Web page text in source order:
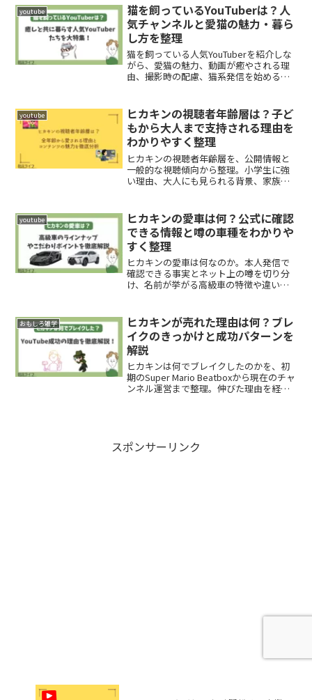
youtube
猫を飼っているYouTuberは？人
気チャンネルと愛猫の魅力・暮ら
し方を整理
猫を飼っている人気YouTuberを紹介しな
がら、愛猫の魅力、動画が癒やされる理
由、撮影時の配慮、猫系発信を始めるコ
youtube
ヒカキンの視聴者年齢層は？子ど
もから大人まで支持される理由を
わかりやすく整理
ヒカキンの視聴者年齢層を、公開情報と
一般的な視聴傾向から整理。小学生に強
い理由、大人にも見られる背景、家族で
めました。
youtube
ヒカキンの愛車は何？公式に確認
できる情報と噂の車種をわかりや
すく整理
ヒカキンの愛車は何なのか。本人発信で
確認できる事実とネット上の噂を切り分
け、名前が挙がる高級車の特徴や違いを
おもしろ雑学
ヒカキンが売れた理由は何？ブレ
イクのきっかけと成功パターンを
解説
ヒカキンは何でブレイクしたのかを、初
期のSuper Mario Beatboxから現在のチャ
ンネル運営まで整理。伸びた理由を経歴
スポンサーリンク